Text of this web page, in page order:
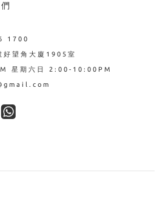
1700
好望角大廈1905室
星期六日 2:00-10:00PM